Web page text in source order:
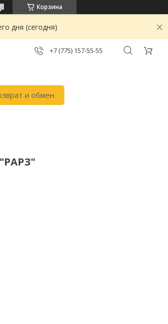
Корзина
дня (сегодня)
+7 (775) 157-55-55
и обмен